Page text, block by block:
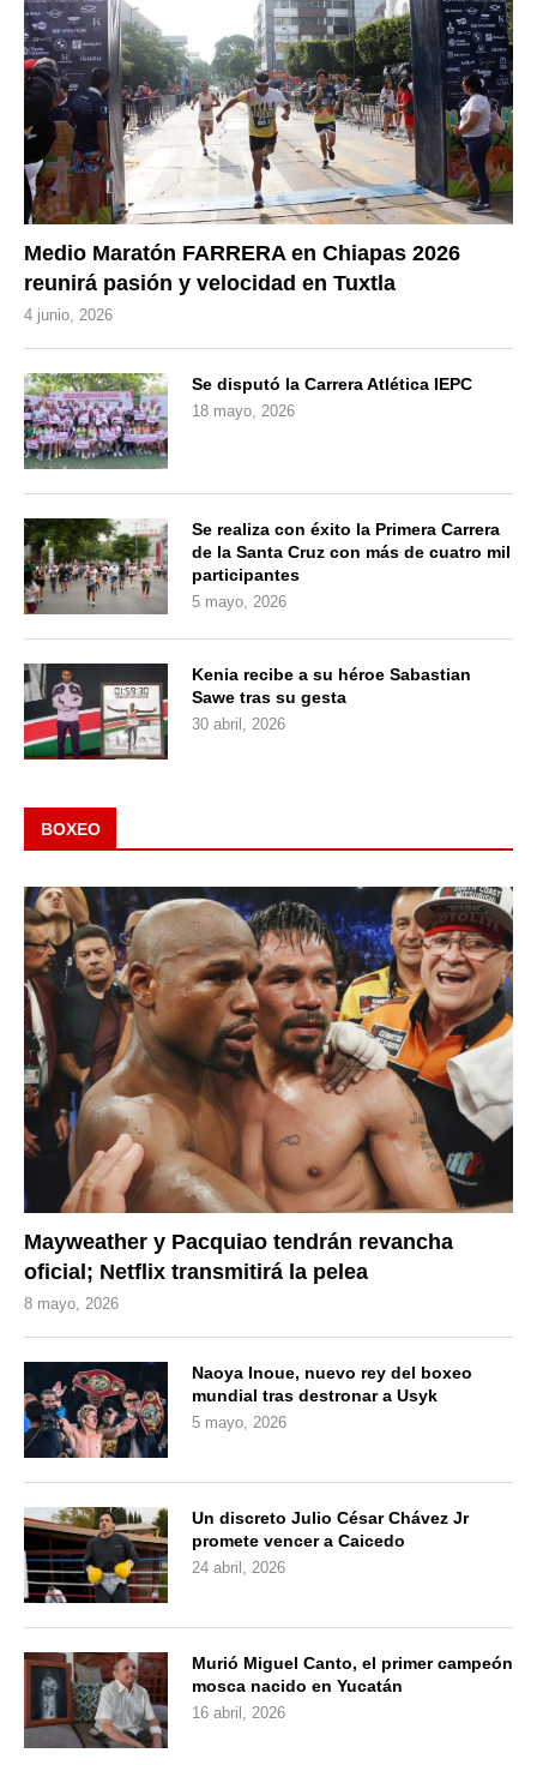
Medio Maratón FARRERA en Chiapas 2026
reunirá pasión y velocidad en Tuxtla
4 junio, 2026
Se disputó la Carrera Atlética IEPC
18 mayo, 2026
Se realiza con éxito la Primera Carrera
de la Santa Cruz con más de cuatro mil
participantes
5 mayo, 2026
Kenia recibe a su héroe Sabastian
Sawe tras su gesta
30 abril, 2026
BOXEO
Mayweather y Pacquiao tendrán revancha
oficial; Netflix transmitirá la pelea
8 mayo, 2026
Naoya Inoue, nuevo rey del boxeo
mundial tras destronar a Usyk
5 mayo, 2026
Un discreto Julio César Chávez Jr
promete vencer a Caicedo
24 abril, 2026
Murió Miguel Canto, el primer campeón
mosca nacido en Yucatán
16 abril, 2026